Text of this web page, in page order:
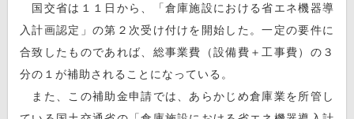
国交省は１１日から、「倉庫施設における省エネ機器導
入計画認定」の第２次受け付けを開始した。一定の要件に
合致したものであれば、総事業費（設備費＋工事費）の３
分の１が補助されることになっている。
また、この補助金申請では、あらかじめ倉庫業を所管し